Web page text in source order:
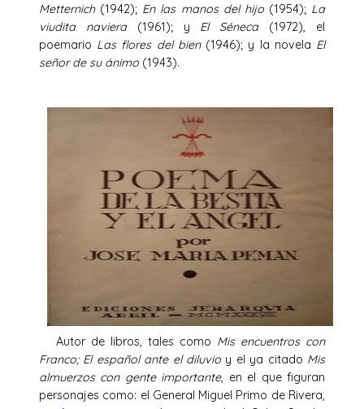
Metternich(1942); En las manos del hijo(1954); La
viudita naviera(1961); y El Séneca(1972), el
poemario Las flores del bien(1946); y la novela El
señor de su ánimo (1943).
Autor de libros, tales como Mis encuentros con
Franco; El español ante el diluvio y el ya citado Mis
almuerzos con gente importante, en el que figuran
personajes como: el General Miguel Primo de Rivera,